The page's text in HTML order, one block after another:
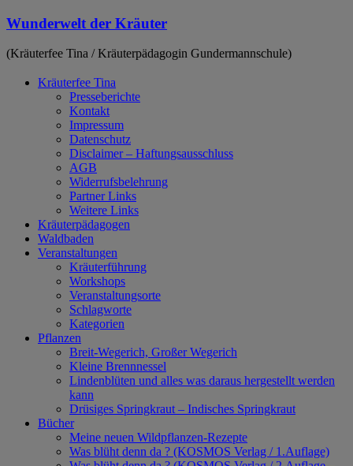
Zum
springen
Wunderwelt der Kräuter
(Kräuterfee Tina / Kräuterpädagogin Gundermannschule)
Kräuterfee Tina
Presseberichte
Kontakt
Impressum
Datenschutz
Disclaimer – Haftungsausschluss
AGB
Widerrufsbelehrung
Partner Links
Weitere Links
Kräuterpädagogen
Waldbaden
Veranstaltungen
Kräuterführung
Workshops
Veranstaltungsorte
Schlagworte
Kategorien
Pflanzen
Breit-Wegerich, Großer Wegerich
Kleine Brennnessel
Lindenblüten und alles was daraus hergestellt werden
kann
Drüsiges Springkraut – Indisches Springkraut
Bücher
Meine neuen Wildpflanzen-Rezepte
Was blüht denn da ? (KOSMOS Verlag / 1.Auflage)